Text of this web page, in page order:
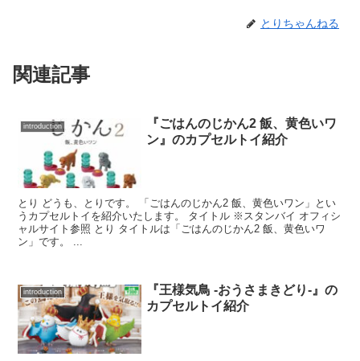
とりちゃんねる
関連記事
introduction
『ごはんのじかん2 飯、黄色いワ
ン』のカプセルトイ紹介
とり どうも、とりです。 「ごはんのじかん2 飯、黄色いワン」とい
うカプセルトイを紹介いたします。 タイトル ※スタンバイ オフィシ
ャルサイト参照 とり タイトルは「ごはんのじかん2 飯、黄色いワ
ン」です。 ...
introduction
『王様気鳥 -おうさまきどり-』の
カプセルトイ紹介